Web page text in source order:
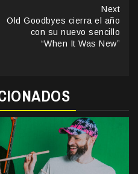
Next
Old Goodbyes cierra el año
con su nuevo sencillo
“When It Was New”